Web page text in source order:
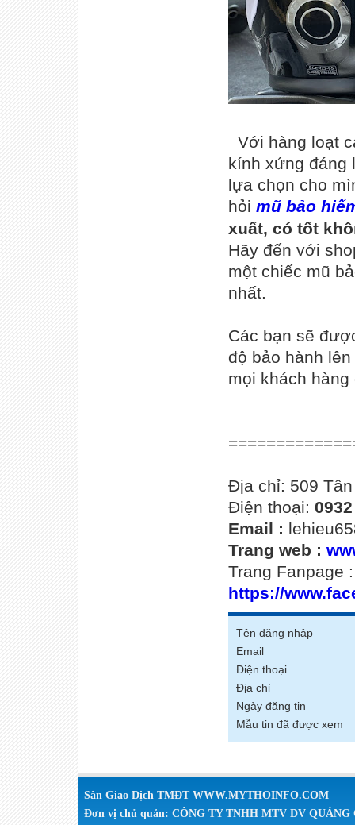
Với hàng loạt
kính xứng đáng
lựa chọn cho
hỏi mũ bảo
xuất, có tốt
Hãy đến với
một chiếc mũ
nhất.
Các bạn sẽ
độ bảo hành
mọi khách hàng
Địa chỉ: 509
Điện thoại:
Email :
Trang web :
Trang Fanpage
https://
Tên đăng nhập
Email
Điện thoại
Địa chỉ
Ngày đăng tin
Mẫu tin đã được xem
Sàn Giao Dịch TMĐT WWW.MYTHOINFO.COM
Đơn vị chủ quản: CÔNG TY TNHH MTV DV QUẢNG